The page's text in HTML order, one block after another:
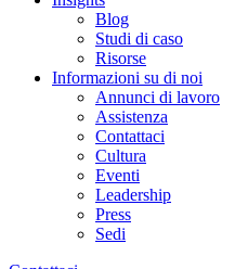
Blog
Studi di caso
Risorse
Informazioni su di noi
Annunci di lavoro
Assistenza
Contattaci
Cultura
Eventi
Leadership
Press
Sedi